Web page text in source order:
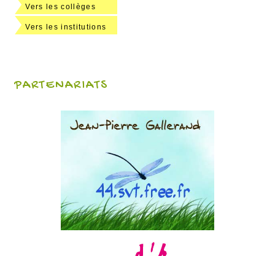
Vers les collèges
Vers les institutions
PARTENARIATS